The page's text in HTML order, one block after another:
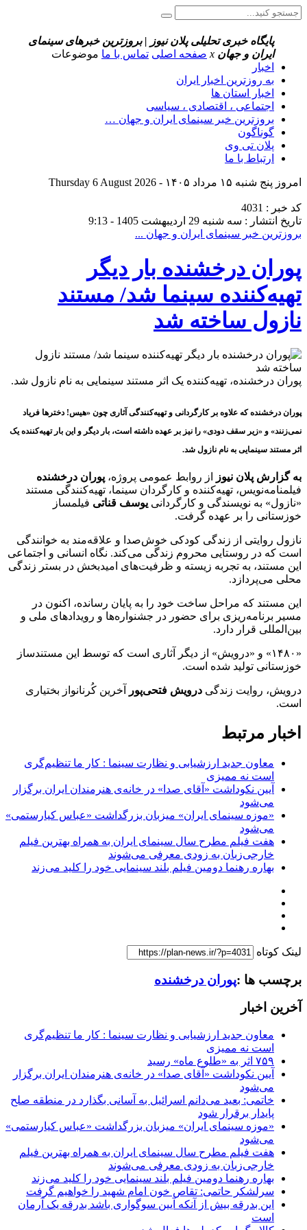
پایگاه خبری تحلیلی پلان نیوز | بروزترین خبرهای سینمای
ایران و جهان x صفحه اصلی تماس با ما موضوعات
اخبار
به روزترین اخبار ایران
اخبار استان ها
اجتماعی ، اقتصادی ، سیاسی
بروزترین خبر سینمای ایران و جهان …
گوناگون
پلان تی وی
ارتباط با ما
امروز پنج شنبه ۱۵ مرداد ۱۴۰۵ - Thursday 6 August 2026
کد خبر : 4031
تاریخ انتشار : سه شنبه 29 اردیبهشت 1405 - 9:13
بروزترین خبر سینمای ایران و جهان ...
پوران درخشنده بار دیگر
تهیه‌کننده سینما شد/ مستند
نازول ساخته شد
پوران درخشنده، تهیه‌کننده یک اثر مستند سینمایی به نام نازول شد.
پوران درخشنده که علاوه بر کارگردانی و تهیه‌کنندگی آثاری چون «هیس! دخترها فریاد
نمی‌زنند» و «زیر سقف دودی» را نیز بر عهده داشته است، بار دیگر و این بار تهیه‌کننده یک
اثر مستند سینمایی به نام نازول شد.
به گزارش پلان نیوز از روابط عمومی پروژه، پوران درخشنده
فیلمنامه‌نویس، تهیه‌کننده و کارگردان سینما، تهیه‌کنندگی مستند
«نازول» به نویسندگی و کارگردانی یوسف قناتی فیلمساز
خوزستانی را بر عهده گرفت.
نازول روایتی از زندگی کودکی خوش‌صدا و علاقه‌مند به خوانندگی
است که در روستایی محروم زندگی می‌کند. نگاه انسانی و اجتماعی
این مستند، به تجربه زیسته و ظرفیت‌های امیدبخش در بستر زندگی
محلی می‌پردازد.
این مستند که مراحل ساخت خود را به پایان رسانده، اکنون در
مسیر برنامه‌ریزی برای حضور در جشنواره‌ها و رویدادهای ملی و
بین‌المللی قرار دارد.
«۱۴۸۰» و «درویش» از دیگر آثاری است که توسط این مستندساز
خوزستانی تولید شده است.
درویش، روایت زندگی درویش فتحی‌پور
آخرین کُرنانواز بختیاری
است.
اخبار مرتبط
معاون جدید ارزشیابی و نظارت سینما : کار ما تنظیم‌گری
است نه ممیزی
آیین نکوداشت «آقای صدا» در خانه‌ی هنرمندان ایران برگزار
می‌شود
«موزه سینمای ایران» میزبان بزرگداشت «عباس کیارستمی»
می‌شود
هفت فیلم مطرح سال سینمای ایران به همراه بهترین فیلم
خارجی‌زبان به زودی معرفی می‌شوند
بهاره رهنما دومین فیلم بلند سینمایی خود را کلید می‌زند
لینک کوتاه
برچسب ها :پوران درخشنده
آخرین اخبار
معاون جدید ارزشیابی و نظارت سینما : کار ما تنظیم‌گری
است نه ممیزی
۷۵۹ اثر به «طلوع ماه» رسید
آیین نکوداشت «آقای صدا» در خانه‌ی هنرمندان ایران برگزار
می‌شود
خاتمی: بعید می‌دانم اسرائیل به آسانی بگذارد در منطقه صلح
پایدار برقرار شود
«موزه سینمای ایران» میزبان بزرگداشت «عباس کیارستمی»
می‌شود
هفت فیلم مطرح سال سینمای ایران به همراه بهترین فیلم
خارجی‌زبان به زودی معرفی می‌شوند
بهاره رهنما دومین فیلم بلند سینمایی خود را کلید می‌زند
سرلشکر حاتمی: تقاص خون امام شهید را خواهیم گرفت
این بدرقه بیش از آنکه آیین سوگواری باشد بدرقه یک آرمان
است